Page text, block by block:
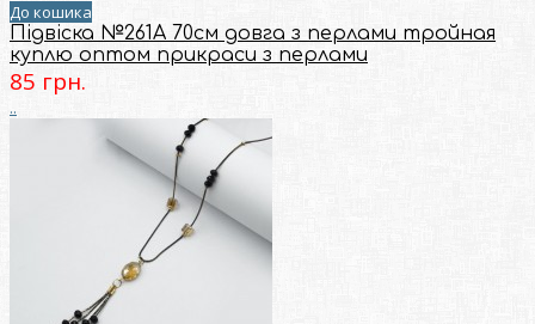
До кошика
Підвіска №261А 70см довга з перлами тройная
куплю оптом прикраси з перлами
85 грн.
..